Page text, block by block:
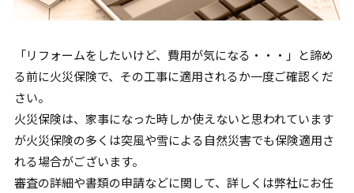
「リフォームをしたいけど、費用が気になる・・・」と諦め
る前に火災保険で、その工事に適用されるか一度ご確認くだ
さい。
火災保険は、家事になった時しか使えないと思われています
が火災保険の多くは突風や雪による自然災害でも保険適用さ
れる場合がございます。
審査の詳細や書類の申請などに関して、詳しくは弊社にお任